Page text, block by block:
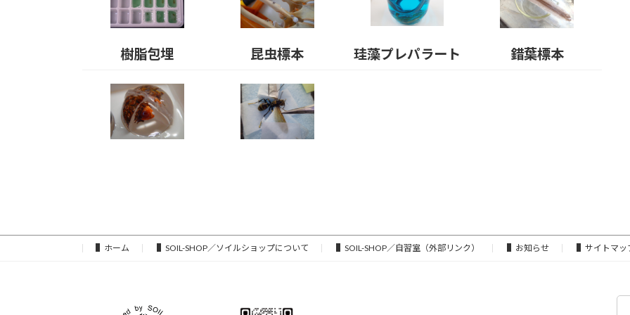
樹脂包埋 昆虫標本 珪藻プレパラート 錯葉標本
▌ホーム ▌SOIL-SHOP／ソイルショップについて ▌SOIL-SHOP／自習室（外部リンク） ▌お知らせ ▌サイトマッ